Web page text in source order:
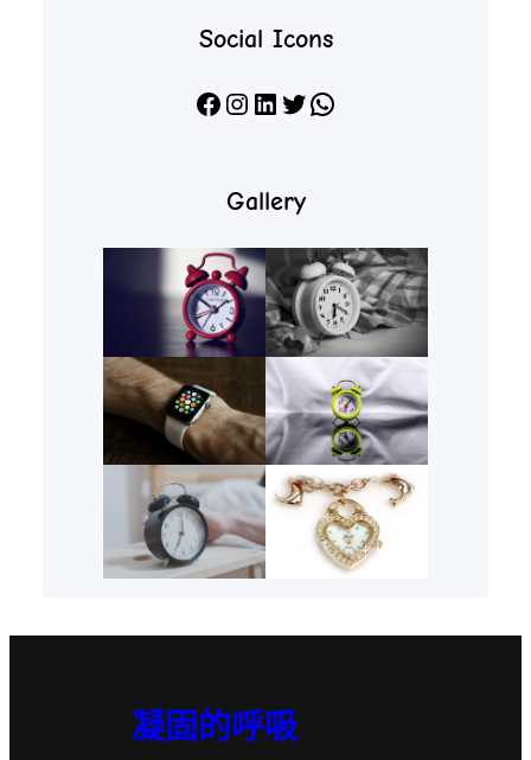
Social Icons
Facebook Instagram LinkedIn X WhatsApp
Gallery
凝固的呼吸